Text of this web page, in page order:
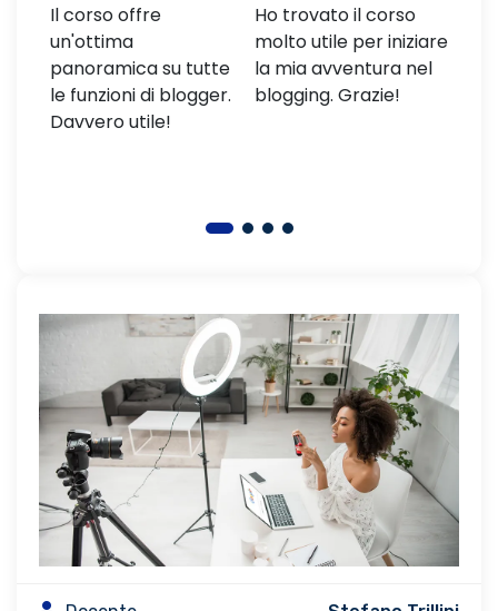
Il corso offre
un'ottima
panoramica su tutte
le funzioni di blogger.
Davvero utile!
Ho trovato il corso
molto utile per iniziare
la mia avventura nel
blogging. Grazie!